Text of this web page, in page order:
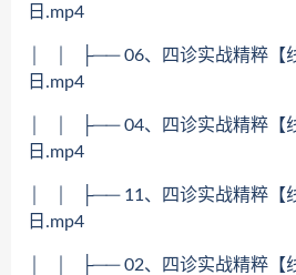
日.mp4
│ │ ├── 06、四诊实战精粹【
日.mp4
│ │ ├── 04、四诊实战精粹【
日.mp4
│ │ ├── 11、四诊实战精粹【
日.mp4
│ │ ├── 02、四诊实战精粹【